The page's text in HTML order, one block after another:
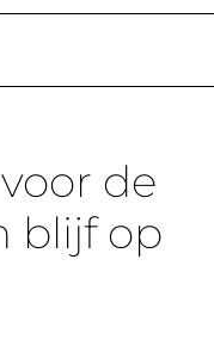
de
blijf op